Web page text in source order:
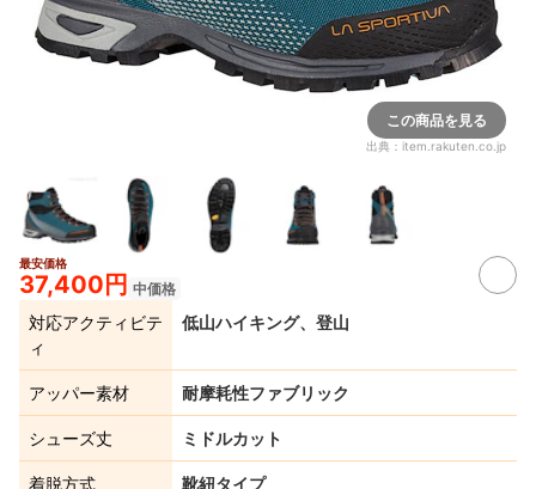
この商品を見る
出典： item.rakuten.co.jp
最安価格
37,400円 中価格
対応アクティビテ
ィ
低山ハイキング、登山
アッパー素材 耐摩耗性ファブリック
シューズ丈 ミドルカット
着脱方式 靴紐タイプ